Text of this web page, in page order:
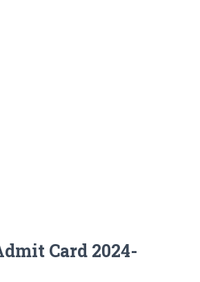
Card 2024-